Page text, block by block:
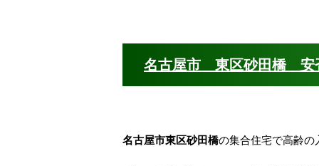
名古屋市 東区砂田橋 安
名古屋市東区砂田橋の集合住宅で高齢の